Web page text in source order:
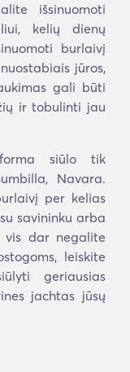
išsinuomoti
kelių dienų
burlaivį
jūros,
gali būti
ir tobulinti jau
siūlo tik
Navara.
per kelias
savininku arba
vis dar negalite
leiskite
geriausias
jachtas jūsų